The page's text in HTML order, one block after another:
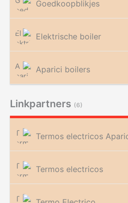
Goedkoopblikjes
Elektrische boiler
Aparici boilers
Linkpartners (6)
Termos electricos
Termos electricos